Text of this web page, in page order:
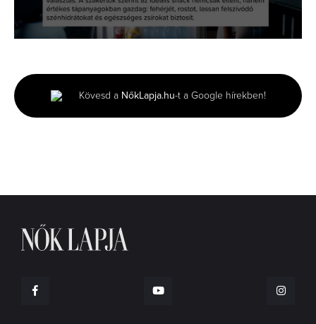
minute,
34
seconds
Kövesd a NőkLapja.hu-t a Google hírekben!